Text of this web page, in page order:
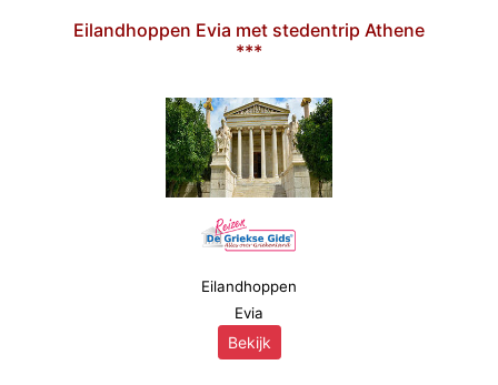
Eilandhoppen Evia met stedentrip Athene
***
Eilandhoppen
Evia
Bekijk